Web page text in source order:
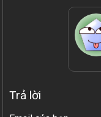
Trả lời